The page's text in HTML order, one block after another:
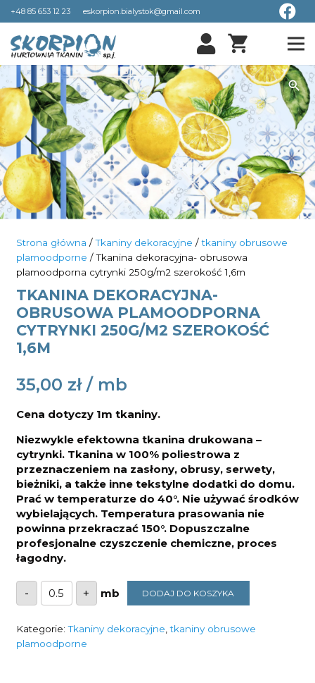
+48 85 653 12 23 eskorpion.bialystok@gmail.com
shopping_cart
Strona główna /Tkaniny dekoracyjne /tkaniny obrusowe
plamoodporne / Tkanina dekoracyjna- obrusowa
plamoodporna cytrynki 250g/m2 szerokość 1,6m
TKANINA DEKORACYJNA-
OBRUSOWA PLAMOODPORNA
CYTRYNKI 250G/M2 SZEROKOŚĆ
1,6M
35,00 zł
Cena dotyczy 1m tkaniny.
Niezwykle efektowna tkanina drukowana –
cytrynki. Tkanina w 100% poliestrowa z
przeznaczeniem na zasłony, obrusy, serwety,
bieżniki, a także inne tekstylne dodatki do domu.
Prać w temperaturze do 40°. Nie używać środków
wybielających. Temperatura prasowania nie
powinna przekraczać 150°. Dopuszczalne
profesjonalne czyszczenie chemiczne, proces
łagodny.
-
ilość
Tkanina
dekoracyjna-
plamoodporna
cytrynki
250g/m2
+ DODAJ DO KOSZYKA
Kategorie:Tkaniny dekoracyjne ,tkaniny obrusowe
plamoodporne